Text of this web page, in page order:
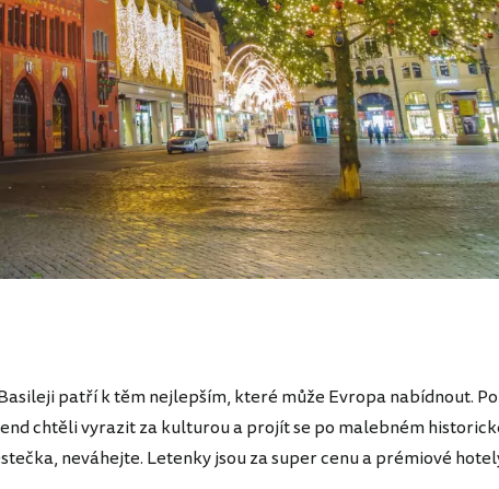
patří k těm nejlepším, které může Evropa nabídnout.
chtěli vyrazit za kulturou a projít se po malebném
neváhejte. Letenky jsou za super cenu a prémiové